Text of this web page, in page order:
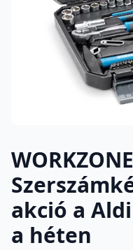
WORKZONE
akció a
a héten